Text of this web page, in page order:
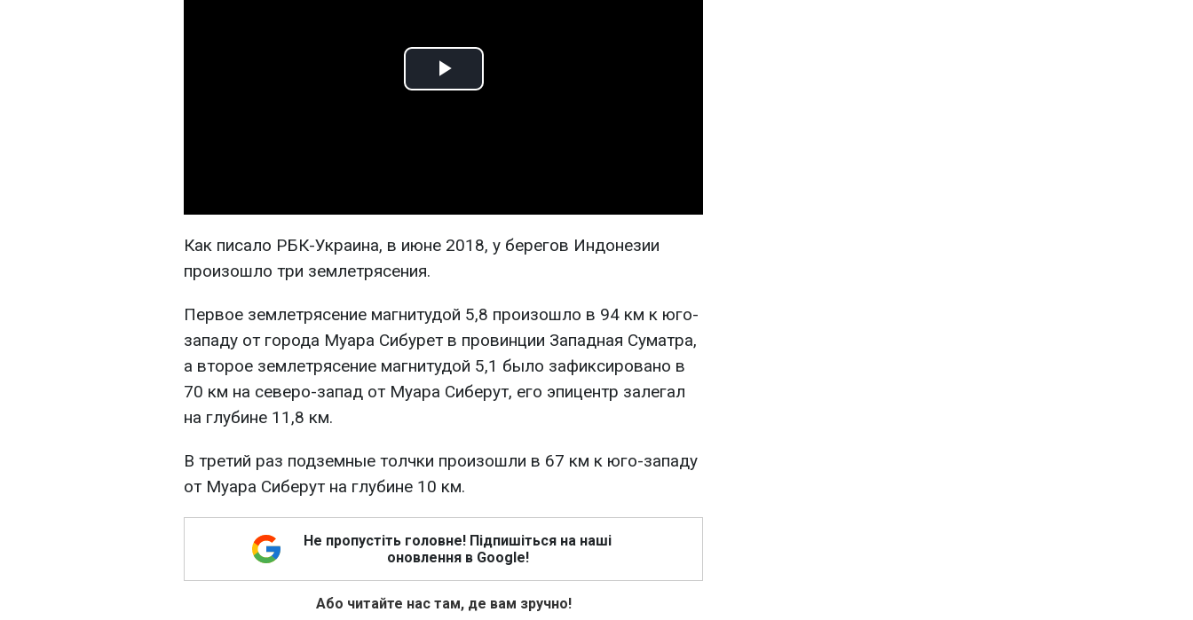
Play
Как писало РБК-Украина, в июне 2018, у берегов Индонезии
произошло три землетрясения.
Первое землетрясение магнитудой 5,8 произошло в 94 км к юго-
западу от города Муара Сибурет в провинции Западная Суматра,
а второе землетрясение магнитудой 5,1 было зафиксировано в
70 км на северо-запад от Муара Сиберут, его эпицентр залегал
на глубине 11,8 км.
В третий раз подземные толчки произошли в 67 км к юго-западу
от Муара Сиберут на глубине 10 км.
Не пропустіть головне! Підпишіться на наші
оновлення в Google!
Або читайте нас там, де вам зручно!